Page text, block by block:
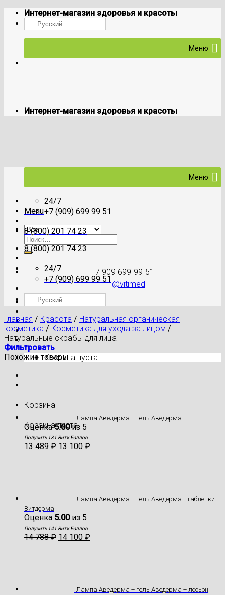
Skip
content
Интернет-магазин здоровья и красоты
Русский
Меню
Интернет-магазин здоровья и красоты
Menu
Искать:
+7 909 699-99-51
@vitimed
Где моя посылка?
Корзина пуста.
Корзина
Корзина пуста.
Меню
24/7
+7 (909) 699 99 51
8 (800) 201 74 23
8 (800) 201 74 23
24/7
+7 (909) 699 99 51
Русский
Главная / Красота / Натуральная органическая
косметика / Косметика для ухода за лицом /
Натуральные скрабы для лица
Фильтровать
Похожие товары
Лампа Аведерма + гель Аведерма
Оценка5.00из 5
Получить 131 Вити Баллов
13 489₽ 13 100 ₽
Лампа Аведерма + гель Аведерма +таблетки
Витдерма
Оценка 5.00из 5
Получить 141 Вити Баллов
14 788₽ 14 100 ₽
Лампа Аведерма + гель Аведерма + лосьон